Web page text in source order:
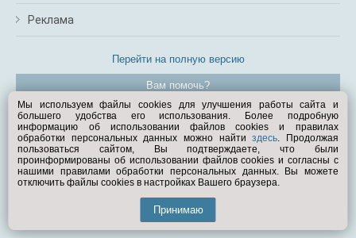
Реклама
Перейти на полную версию
Вам помочь?
© Exist.ru 1998—2026
Мы используем файлы cookies для улучшения работы сайта и
большего удобства его использования. Более подробную
информацию об использовании файлов cookies и правилах
обработки персональных данных можно найтиздесь. Продолжая
пользоваться сайтом, Вы подтверждаете, что были
проинформированы об использовании файлов cookies и согласны с
нашими правилами обработки персональных данных. Вы можете
отключить файлы cookies в настройках Вашего браузера.
Принимаю